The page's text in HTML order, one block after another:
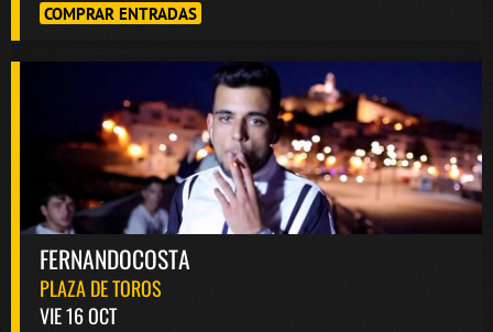
COMPRAR ENTRADAS
FERNANDOCOSTA
PLAZA DE TOROS
VIE 16 OCT